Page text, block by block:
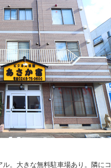
。大きな無料駐車場あり。隣に